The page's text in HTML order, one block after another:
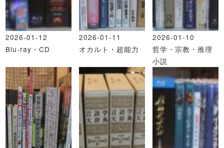
2026-01-12
Blu-ray・CD
2026-01-11
オカルト・超能力
2026-01-10
哲学・宗教・推理
小説